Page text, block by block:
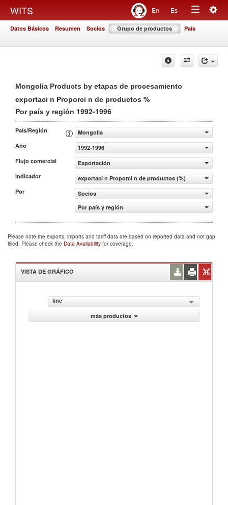
WITS En Es
Toggle
Datos Básicos Resumen Socios Grupo de productos País
Mongolia Products by etapas de procesamiento
exportaci n Proporci n de productos %
Por país y región 1992-1996
País/Región
Mongolia
Año
1992-1996
Flujo comercial
Exportación
Indicador
exportaci n Proporci n de productos (%)
Por
Socios
Por país y región
Please note the exports, imports and tariff data are based on reported data and not gap
filled. Please check the Data Availability for coverage.
VISTA DE GRÁFICO
line
más productos